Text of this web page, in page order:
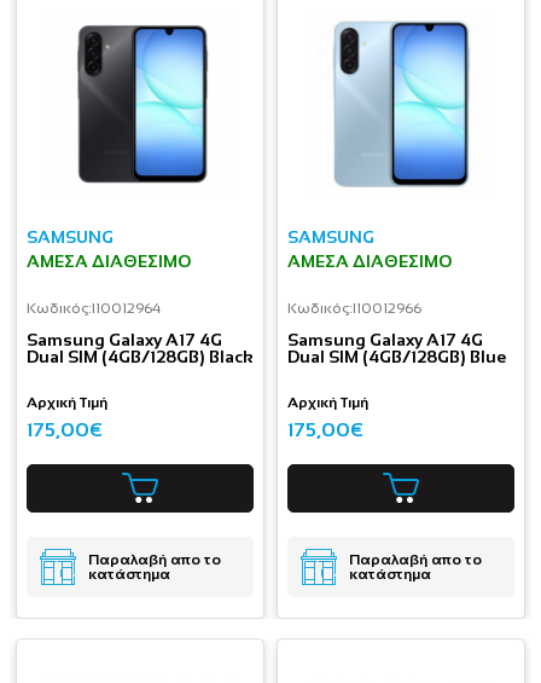
SAMSUNG
ΆΜΕΣΑ ΔΙΑΘΈΣΙΜΟ
Κωδικός:I10012964
Samsung Galaxy A17 4G
Dual SIM (4GB/128GB) Black
Αρχική Τιμή
175,00€
Παραλαβή απο το
κατάστημα
SAMSUNG
ΆΜΕΣΑ ΔΙΑΘΈΣΙΜΟ
Κωδικός:I10012966
Samsung Galaxy A17 4G
Dual SIM (4GB/128GB) Blue
Αρχική Τιμή
175,00€
Παραλαβή απο το
κατάστημα